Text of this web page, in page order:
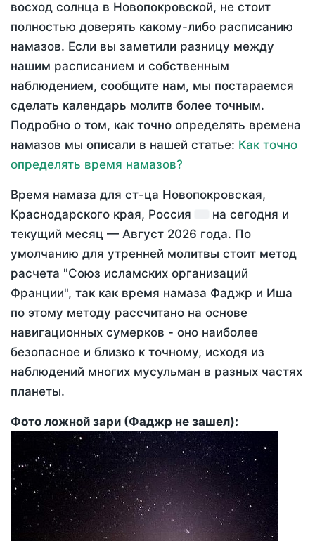
восход солнца в Новопокровской, не стоит
полностью доверять какому-либо расписанию
намазов. Если вы заметили разницу между
нашим расписанием и собственным
наблюдением, сообщите нам, мы постараемся
сделать календарь молитв более точным.
Подробно о том, как точно определять времена
намазов мы описали в нашей статье: Как точно
определять время намазов?
Время намаза для ст-ца Новопокровская,
Краснодарского края, Россия
на сегодня и
текущий месяц — Август 2026 года. По
умолчанию для утренней молитвы стоит метод
расчета "Союз исламских организаций
Франции", так как время намаза Фаджр и Иша
по этому методу рассчитано на основе
навигационных сумерков - оно наиболее
безопасное и близко к точному, исходя из
наблюдений многих мусульман в разных частях
планеты.
Фото ложной зари (Фаджр не зашел):